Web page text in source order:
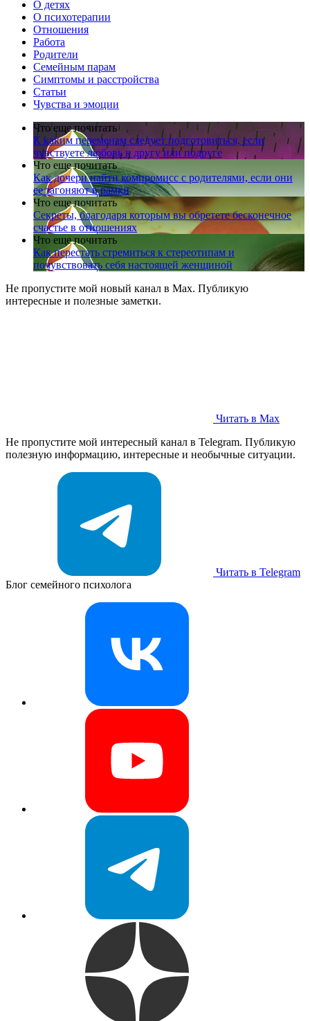
О детях
О психотерапии
Отношения
Работа
Родители
Семейным парам
Симптомы и расстройства
Статьи
Чувства и эмоции
Что еще почитать
К каким переменам следует подготовиться, если
чувствуете любовь к другу или подруге
Что еще почитать
Как дочери найти компромисс с родителями, если они
ее загоняют в рамки
Что еще почитать
Секреты, благодаря которым вы обретете бесконечное
счастье в отношениях
Что еще почитать
Как перестать стремиться к стереотипам и
почувствовать себя настоящей женщиной
Не пропустите мой новый канал в Max. Публикую
интересные и полезные заметки.
Читать в Max
Не пропустите мой интересный канал в Telegram. Публикую
полезную информацию, интересные и необычные ситуации.
Читать в Telegram
Блог семейного психолога